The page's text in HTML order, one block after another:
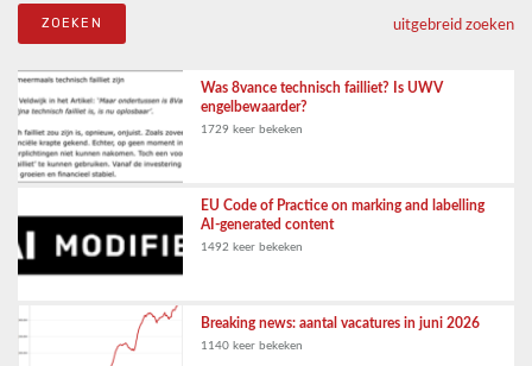
uitgebreid zoeken
Was 8vance technisch failliet? Is UWV
engelbewaarder?
1729 keer bekeken
EU Code of Practice on marking and labelling
AI-generated content
1492 keer bekeken
Breaking news: aantal vacatures in juni 2026
1140 keer bekeken